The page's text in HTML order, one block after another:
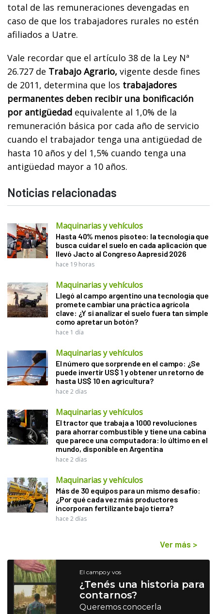
total de las remuneraciones devengadas en
caso de que los trabajadores rurales no estén
afiliados a Uatre.
Vale recordar que el artículo 38 de la Ley Nª
26.727 de Trabajo Agrario, vigente desde fines
de 2011, determina que los trabajadores
permanentes deben recibir una bonificación
por antigüedad equivalente al 1,0% de la
remuneración básica por cada año de servicio
cuando el trabajador tenga una antigüedad de
hasta 10 años y del 1,5% cuando tenga una
antigüedad mayor a 10 años.
Noticias relacionadas
Maquinarias y vehículos
Hasta 40% menos pisoteo: la tecnología que
busca cuidar el suelo en cada aplicación que
llevó Jacto al Congreso Aapresid 2026
hace 19 horas
Maquinarias y vehículos
Llegó al campo argentino una tecnología que
promete cambiar una práctica agrícola
clave: ¿Y si analizar el suelo fuera tan simple
como apretar un botón?
hace 1 día
Maquinarias y vehículos
El número que sorprende en el campo: ¿Se
puede invertir US$ 1 y obtener un retorno de
hasta US$ 10 en agricultura?
hace 2 días
Maquinarias y vehículos
El tractor que trabaja a 1000 revoluciones
para ahorrar combustible y tiene una cabina
que parece una computadora: lo último en el
mundo, disponible en Argentina
hace 2 días
Maquinarias y vehículos
Más de 30 equipos para un mismo desafío:
¿Por qué cada vez más productores
incorporan fertilizante bajo tierra?
hace 2 días
Ver más >
El campo y vos
¿Tenés una historia para
contarnos?
Queremos conocerla